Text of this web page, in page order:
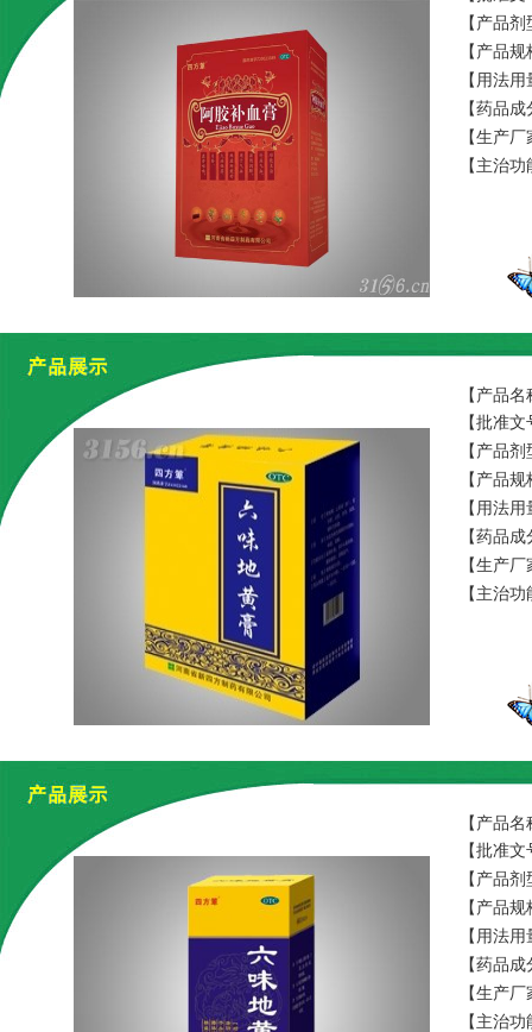
【产品
【产品
【用法
【药品
【生产
【主治
【产品
【批准
【产品
【产品
【用法
【药品
【生产
【主治
【产品
【批准
【产品
【产品
【用法
【药品
【生产
【主治